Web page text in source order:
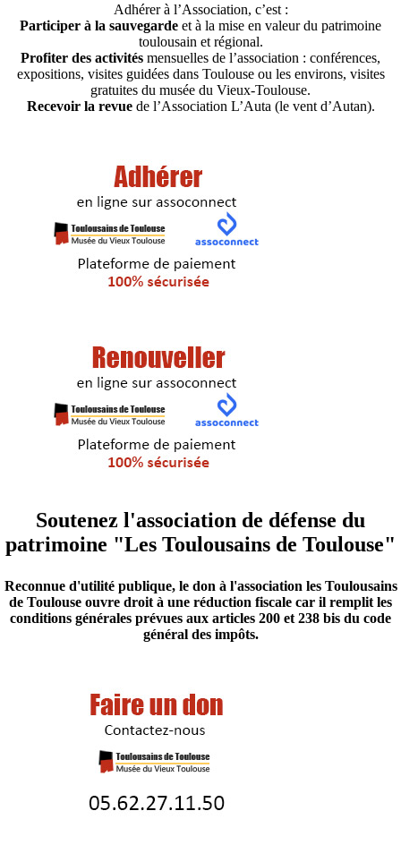
Adhérer à l’Association, c’est :
Participer à la sauvegarde et à la mise en valeur du patrimoine
toulousain et régional.
Profiter des activités mensuelles de l’association : conférences,
expositions, visites guidées dans Toulouse ou les environs, visites
gratuites du musée du Vieux-Toulouse.
Recevoir la revuede l’Association L’Auta (le vent d’Autan).
Soutenez l'association de défense du
patrimoine "Les Toulousains de Toulouse"
Reconnue d'utilité publique, le don à l'association les Toulousains
de Toulouse ouvre droit à une réduction fiscale car il remplit les
conditions générales prévues aux articles 200 et 238 bis du code
général des impôts.